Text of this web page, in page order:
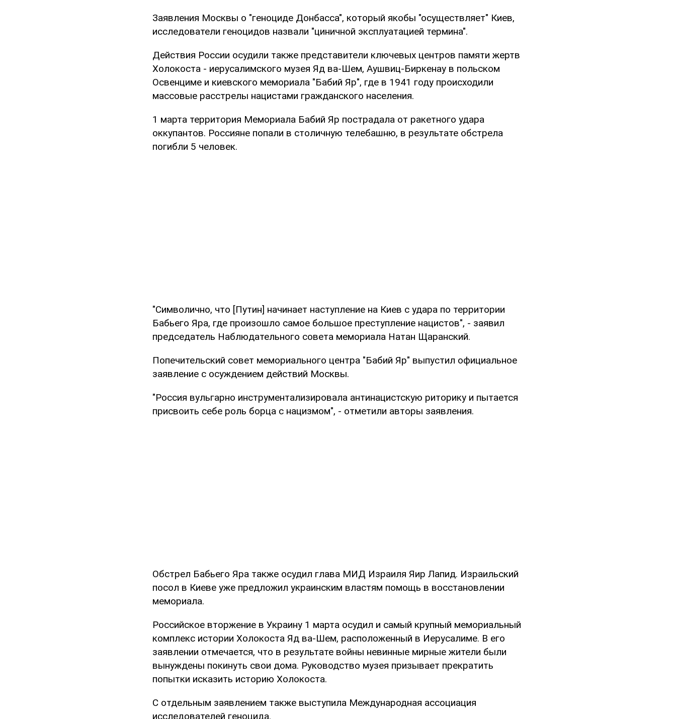
Заявления Москвы о "геноциде Донбасса", который якобы "осуществляет" Киев,
исследователи геноцидов назвали "циничной эксплуатацией термина".
Действия России осудили также представители ключевых центров памяти жертв
Холокоста - иерусалимского музея Яд ва-Шем, Аушвиц-Биркенау в польском
Освенциме и киевского мемориала "Бабий Яр", где в 1941 году происходили
массовые расстрелы нацистами гражданского населения.
1 марта территория Мемориала Бабий Яр пострадала от ракетного удара
оккупантов. Россияне попали в столичную телебашню, в результате обстрела
погибли 5 человек.
"Символично, что [Путин] начинает наступление на Киев с удара по территории
Бабьего Яра, где произошло самое большое преступление нацистов", - заявил
председатель Наблюдательного совета мемориала Натан Щаранский.
Попечительский совет мемориального центра "Бабий Яр" выпустил официальное
заявление с осуждением действий Москвы.
"Россия вульгарно инструментализировала антинацистскую риторику и пытается
присвоить себе роль борца с нацизмом", - отметили авторы заявления.
Обстрел Бабьего Яра также осудил глава МИД Израиля Яир Лапид. Израильский
посол в Киеве уже предложил украинским властям помощь в восстановлении
мемориала.
Российское вторжение в Украину 1 марта осудил и самый крупный мемориальный
комплекс истории Холокоста Яд ва-Шем, расположенный в Иерусалиме. В его
заявлении отмечается, что в результате войны невинные мирные жители были
вынуждены покинуть свои дома. Руководство музея призывает прекратить
попытки исказить историю Холокоста.
С отдельным заявлением также выступила Международная ассоциация
исследователей геноцида.